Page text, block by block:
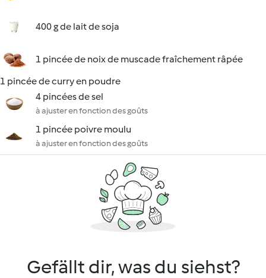
400 g de lait de soja
1 pincée de noix de muscade fraîchement râpée
1 pincée de curry en poudre
4 pincées de sel
à ajuster en fonction des goûts
1 pincée poivre moulu
à ajuster en fonction des goûts
Gefällt dir, was du siehst?